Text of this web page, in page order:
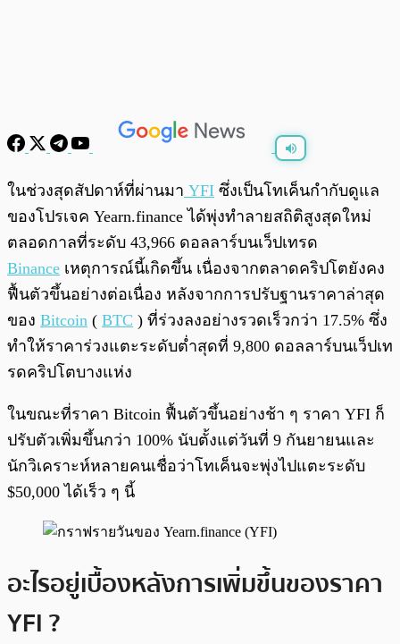
พร้อมเล่น 0:00 /
ในช่วงสุดสัปดาห์ที่ผ่านมา YFI ซึ่งเป็นโทเค็นกำกับดูแล
ของโปรเจค Yearn.finance ได้พุ่งทำลายสถิติสูงสุดใหม่
ตลอดกาลที่ระดับ 43,966 ดอลลาร์บนเว็ปเทรด
Binance เหตุการณ์นี้เกิดขึ้น เนื่องจากตลาดคริปโตยังคง
ฟื้นตัวขึ้นอย่างต่อเนื่อง หลังจากการปรับฐานราคาล่าสุด
ของ Bitcoin ( BTC ) ที่ร่วงลงอย่างรวดเร็วกว่า 17.5% ซึ่ง
ทำให้ราคาร่วงแตะระดับต่ำสุดที่ 9,800 ดอลลาร์บนเว็ปเท
รดคริปโตบางแห่ง
ในขณะที่ราคา Bitcoin ฟื้นตัวขึ้นอย่างช้า ๆ ราคา YFI ก็
ปรับตัวเพิ่มขึ้นกว่า 100% นับตั้งแต่วันที่ 9 กันยายนและ
นักวิเคราะห์หลายคนเชื่อว่าโทเค็นจะพุ่งไปแตะระดับ
$50,000 ได้เร็ว ๆ นี้
อะไรอยู่เบื้องหลังการเพิ่มขึ้นของราคา
YFI ?